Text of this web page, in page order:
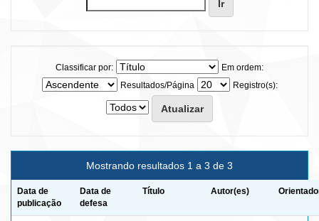
Classificar por:
Em ordem:
Resultados/Página
Registro(s):
Mostrando resultados 1 a 3 de 3
Data de
publicação
Data de
defesa
Título Autor(es)